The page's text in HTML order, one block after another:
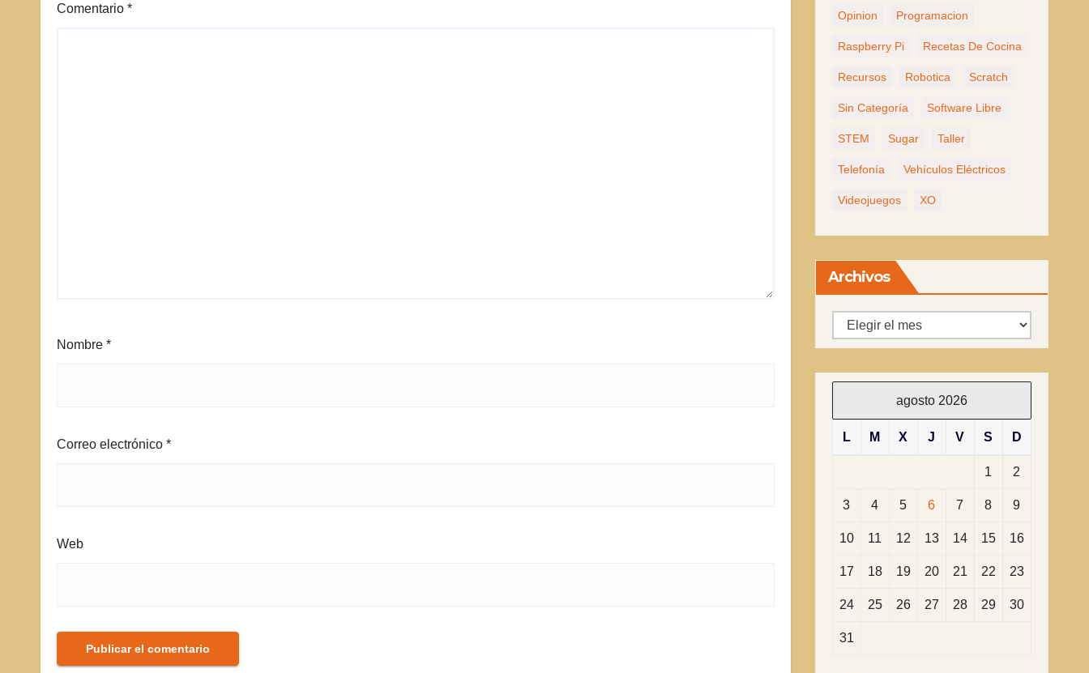
Comentario *
Nombre *
Correo electrónico *
Web
Opinion Programacion
Raspberry Pi Recetas De Cocina
Recursos Robotica Scratch
Sin Categoría Software Libre
STEM Sugar Taller
Telefonía Vehículos Eléctricos
Videojuegos XO
Archivos
Archivos
agosto 2026
L M X J V S D
1 2
3 4 5 6 7 8 9
10 11 12 13 14 15 16
17 18 19 20 21 22 23
24 25 26 27 28 29 30
31